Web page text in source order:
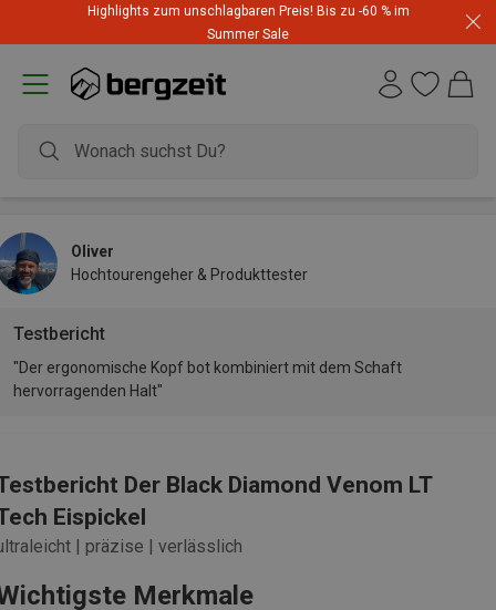
Highlights zum unschlagbaren Preis! Bis zu -60 % im
Summer Sale
Testbericht
Oliver
Hochtourengeher & Produkttester
"Der ergonomische Kopf bot kombiniert mit dem Schaft
hervorragenden Halt"
Der Black Diamond Venom LT
Eispickel
| präzise | verlässlich
Merkmale